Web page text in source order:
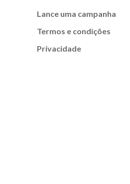
Lance uma campanha
Termos e condições
Privacidade